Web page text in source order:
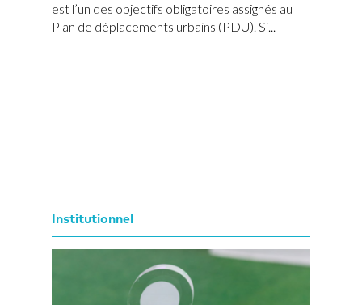
est l’un des objectifs obligatoires assignés au
Plan de déplacements urbains (PDU). Si...
Institutionnel